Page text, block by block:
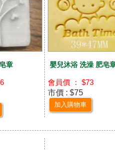
章 嬰兒沐浴 洗澡 肥皂
會員價 ： $73
市價 : $75
加入購物車